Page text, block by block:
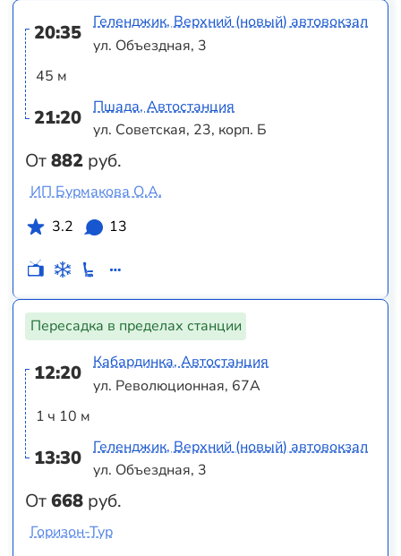
20:35
45 м
21:20
От882 руб.
Геленджик, Верхний (новый) автовокзал
ул. Объездная, 3
Пшада, Автостанция
ул. Советская, 23, корп. Б
ИП Бурмакова О.А.
3.2
13
Пересадка в пределах станции
12:20
1 ч 10 м
13:30
От668 руб.
Кабардинка, Автостанция
ул. Революционная, 67А
Геленджик, Верхний (новый) автовокзал
ул. Объездная, 3
Горизон-Тур